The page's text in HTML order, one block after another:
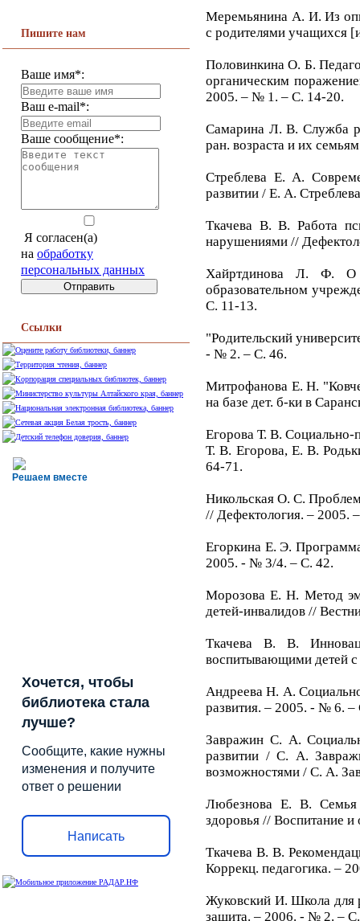
Пишите нам
Ваше имя*:
Ваш e-mail*:
Ваше сообщение*:
Я согласен(а)
на обработку
персональных данных
Ссылки
Решаем вместе
Хочется, чтобы
библиотека стала
лучше?
Сообщите, какие нужны
изменения и получите
ответ о решении
Написать
Меремьянина А. И. Из
с родителями учащихся
Половинкина О. Б.
органическим
2005. – № 1. – С. 14-20.
Самарина Л. В. Служба
ран. возраста и их
Стреблева Е. А.
развитии / Е. А.
Ткачева В. В. Работа
нарушениями //
Хайртдинова Л. Ф. О
образовательном
С. 11-13.
"Родительский
- № 2. – С. 46.
Митрофанова Е. Н.
на базе дет. б-ки в
Егорова Т. В. Социально-
Т. В. Егорова, Е. В.
64-71.
Никольская О. С.
// Дефектология. – 2005.
Егоркина Е. Э.
2005. - № 3/4. – С. 42.
Морозова Е. Н. Метод
детей-инвалидов //
Ткачева В. В.
воспитывающими детей с
Андреева Н. А.
развития. – 2005. - № 6. –
Завражин С. А.
развитии / С. А.
возможностями / С. А.
Любезнова Е. В. Семья
здоровья // Воспитание
Ткачева В. В.
Коррекц. педагогика. –
Жуковский И. Школа для
защита. – 2006. - № 2. –